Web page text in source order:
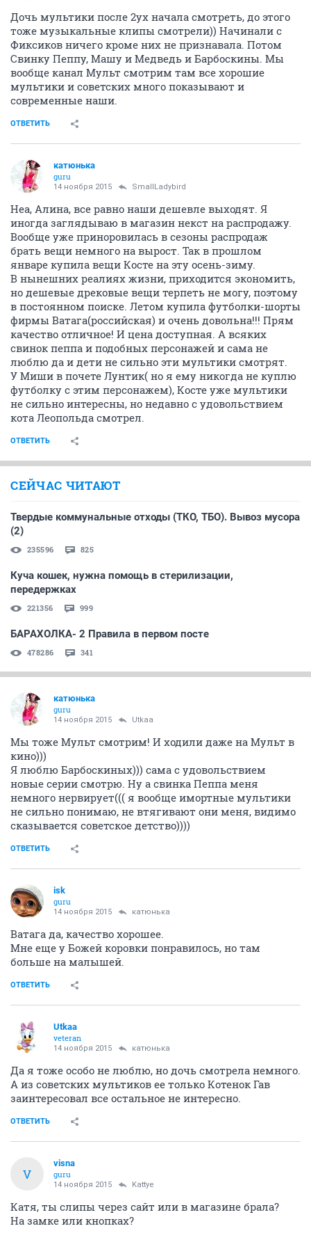
Дочь мультики после 2ух начала смотреть, до этого
тоже музыкальные клипы смотрели)) Начинали с
Фиксиков ничего кроме них не признавала. Потом
Свинку Пеппу, Машу и Медведь и Барбоскины. Мы
вообще канал Мульт смотрим там все хорошие
мультики и советских много показывают и
современные наши.
ОТВЕТИТЬ
катюнька
guru
14 ноября 2015 SmallLadybird
Неа, Алина, все равно наши дешевле выходят. Я
иногда заглядываю в магазин некст на распродажу.
Вообще уже приноровилась в сезоны распродаж
брать вещи немного на вырост. Так в прошлом
январе купила вещи Косте на эту осень-зиму.
В нынешних реалиях жизни, приходится экономить,
но дешевые дрековые вещи терпеть не могу, поэтому
в постоянном поиске. Летом купила футболки-шорты
фирмы Ватага(российская) и очень довольна!!! Прям
качество отличное! И цена доступная. А всяких
свинок пеппа и подобных персонажей и сама не
люблю да и дети не сильно эти мультики смотрят.
У Миши в почете Лунтик( но я ему никогда не куплю
футболку с этим персонажем), Косте уже мультики
не сильно интересны, но недавно с удовольствием
кота Леопольда смотрел.
ОТВЕТИТЬ
СЕЙЧАС ЧИТАЮТ
Твердые коммунальные отходы (ТКО, ТБО). Вывоз мусора
(2)
235596 825
Куча кошек, нужна помощь в стерилизации,
передержках
221356 999
БАРАХОЛКА- 2 Правила в первом посте
478286 341
катюнька
guru
14 ноября 2015 Utkaa
Мы тоже Мульт смотрим! И ходили даже на Мульт в
кино)))
Я люблю Барбоскиных))) сама с удовольствием
новые серии смотрю. Ну а свинка Пеппа меня
немного нервирует((( я вообще имортные мультики
не сильно понимаю, не втягивают они меня, видимо
сказывается советское детство))))
ОТВЕТИТЬ
isk
guru
14 ноября 2015 катюнька
Ватага да, качество хорошее.
Мне еще у Божей коровки понравилось, но там
больше на малышей.
ОТВЕТИТЬ
Utkaa
veteran
14 ноября 2015 катюнька
Да я тоже особо не люблю, но дочь смотрела немного.
А из советских мультиков ее только Котенок Гав
заинтересовал все остальное не интересно.
ОТВЕТИТЬ
V
visna
guru
14 ноября 2015 Kattye
Катя, ты слипы через сайт или в магазине брала?
На замке или кнопках?